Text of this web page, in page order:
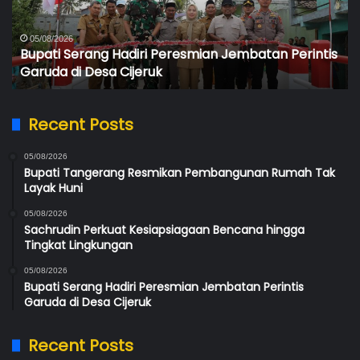
Perintis
Garuda
di
Desa
Cijeruk
05/08/2026
Bupati Serang Hadiri Peresmian Jembatan Perintis
Garuda di Desa Cijeruk
Recent Posts
05/08/2026
Bupati Tangerang Resmikan Pembangunan Rumah Tak
Layak Huni
05/08/2026
Sachrudin Perkuat Kesiapsiagaan Bencana hingga
Tingkat Lingkungan
05/08/2026
Bupati Serang Hadiri Peresmian Jembatan Perintis
Garuda di Desa Cijeruk
Recent Posts